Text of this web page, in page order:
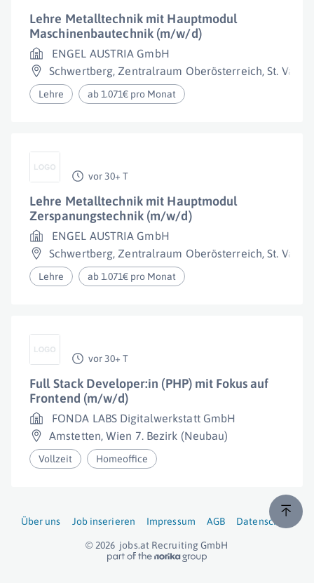
Lehre Metalltechnik mit Hauptmodul
Maschinenbautechnik (m/w/d)
ENGEL AUSTRIA GmbH
Schwertberg, Zentralraum Oberösterreich,St.
Lehre ab 1.071€ pro Monat
vor 30+ T
Lehre Metalltechnik mit Hauptmodul
Zerspanungstechnik (m/w/d)
ENGEL AUSTRIA GmbH
Schwertberg, Zentralraum Oberösterreich,St.
Lehre ab 1.071€ pro Monat
vor 30+ T
Full Stack Developer:in (PHP) mit Fokus auf
Frontend (m/w/d)
FONDA LABS Digitalwerkstatt GmbH
Amstetten,Wien 7. Bezirk (Neubau)
Vollzeit Homeoffice
Über uns Job inserieren Impressum AGB Datenschutz
© 2026 jobs.at Recruiting GmbH